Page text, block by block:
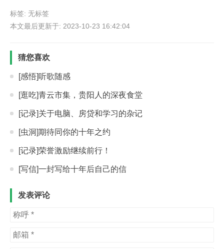
标签: 无标签
本文最后更新于: 2023-10-23 16:42:04
猜您喜欢
[感悟]听歌随感
[逛吃]青云市集，贵阳人的深夜食堂
[记录]关于电脑、房贷和学习的杂记
[虫洞]期待同你的十年之约
[记录]荣誉激励继续前行！
[写信]一封写给十年后自己的信
发表评论